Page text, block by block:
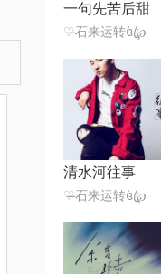
一句先苦后甜
♡̶石来运转꧔ꦿ℘
清水河往事
♡̶石来运转꧔ꦿ℘